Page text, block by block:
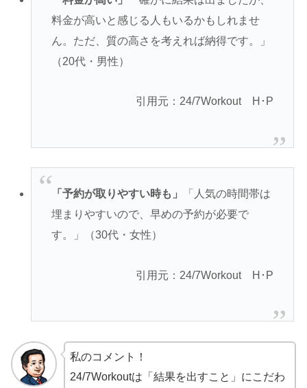
料金が高いと感じる人もいるかもしれませ
ん。ただ、質の高さを考えれば納得です。」
（20代・男性）
引用元：24/7Workout H･P
「予約が取りやすい時も」
「人気の時間帯は
埋まりやすいので、早めの予約が必要で
す。」（30代・女性）
引用元：24/7Workout H･P
私のコメント！
24/7Workoutは「結果を出すこと」にこだわ